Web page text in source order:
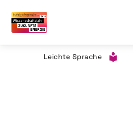
Leichte Sprache